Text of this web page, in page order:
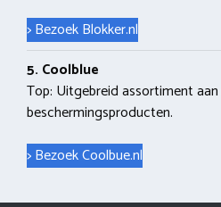
> Bezoek Blokker.nl
5. Coolblue
Top: Uitgebreid assortiment
beschermingsproducten.
> Bezoek Coolbue.nl